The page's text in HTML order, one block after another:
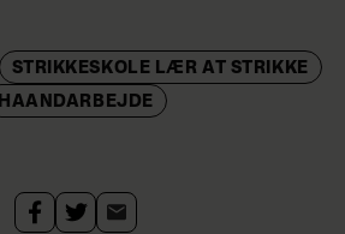
STRIKKESKOLE LÆR AT STRIKKE
HAANDARBEJDE